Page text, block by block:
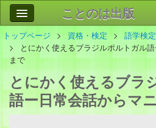
ことのは出版
作品
事業案内
お問い合わせ
トップページ 資格・検定
語学検
とにかく使えるブラジルポルトガル
まで
とにかく使えるブラ
語ー日常会話からマ